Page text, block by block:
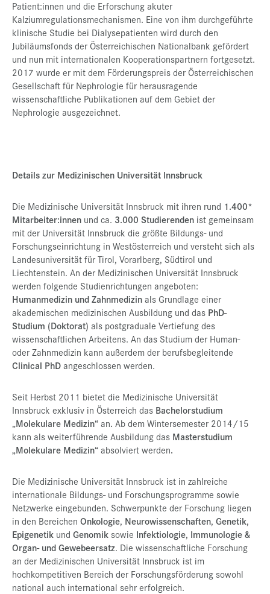
Patient:innen und die Erforschung akuter
Kalziumregulationsmechanismen. Eine von ihm durchgeführte
klinische Studie bei Dialysepatienten wird durch den
Jubiläumsfonds der Österreichischen Nationalbank gefördert
und nun mit internationalen Kooperationspartnern fortgesetzt.
2017 wurde er mit dem Förderungspreis der Österreichischen
Gesellschaft für Nephrologie für herausragende
wissenschaftliche Publikationen auf dem Gebiet der
Nephrologie ausgezeichnet.
Details zur Medizinischen Universität Innsbruck
Die Medizinische Universität Innsbruck mit ihren rund 1.400*
Mitarbeiter:innen und ca. 3.000 Studierenden ist gemeinsam
mit der Universität Innsbruck die größte Bildungs- und
Forschungseinrichtung in Westösterreich und versteht sich als
Landesuniversität für Tirol, Vorarlberg, Südtirol und
Liechtenstein. An der Medizinischen Universität Innsbruck
werden folgende Studienrichtungen angeboten:
Humanmedizin und Zahnmedizinals Grundlage einer
akademischen medizinischen Ausbildung und das PhD-
Studium (Doktorat) als postgraduale Vertiefung des
wissenschaftlichen Arbeitens. An das Studium der Human-
oder Zahnmedizin kann außerdem der berufsbegleitende
Clinical PhDangeschlossen werden.
Seit Herbst 2011 bietet die Medizinische Universität
Innsbruck exklusiv in Österreich das Bachelorstudium
„Molekulare Medizin“an. Ab dem Wintersemester 2014/15
kann als weiterführende Ausbildung das Masterstudium
„Molekulare Medizin“absolviert werden.
Die Medizinische Universität Innsbruck ist in zahlreiche
internationale Bildungs- und Forschungsprogramme sowie
Netzwerke eingebunden. Schwerpunkte der Forschung liegen
in den Bereichen Onkologie, Neurowissenschaften, Genetik,
Epigenetik und Genomiksowie Infektiologie, Immunologie &
Organ- und Gewebeersatz. Die wissenschaftliche Forschung
an der Medizinischen Universität Innsbruck ist im
hochkompetitiven Bereich der Forschungsförderung sowohl
national auch international sehr erfolgreich.